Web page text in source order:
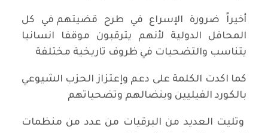
أخيراً ضرورة الإسراع في طرح قضيتهم في كل
المحافل الدولية لأنهم يترقبون موقفا انسانيا
يتناسب والتضحيات في ظروف تاريخية مختلفة
كما اكدت الكلمة على دعم وإعتزاز الحزب الشيوعي
بالكورد الفيليين وبنضالهم وتضحياتهم
وتليت العديد من البرقيات من عدد من منظمات